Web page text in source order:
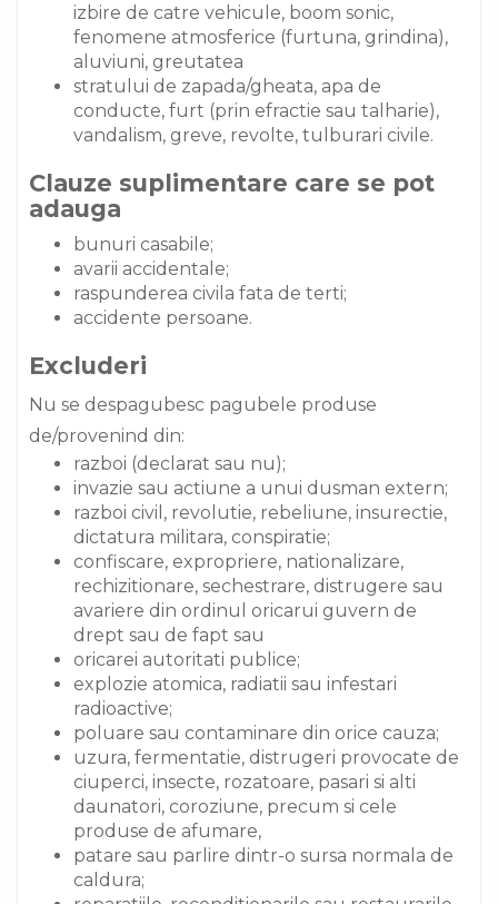
izbire de catre vehicule, boom sonic,
fenomene atmosferice (furtuna, grindina),
aluviuni, greutatea
stratului de zapada/gheata, apa de
conducte, furt (prin efractie sau talharie),
vandalism, greve, revolte, tulburari civile.
Clauze suplimentare care se pot
adauga
bunuri casabile;
avarii accidentale;
raspunderea civila fata de terti;
accidente persoane.
Excluderi
Nu se despagubesc pagubele produse
de/provenind din:
razboi (declarat sau nu);
invazie sau actiune a unui dusman extern;
razboi civil, revolutie, rebeliune, insurectie,
dictatura militara, conspiratie;
confiscare, expropriere, nationalizare,
rechizitionare, sechestrare, distrugere sau
avariere din ordinul oricarui guvern de
drept sau de fapt sau
oricarei autoritati publice;
explozie atomica, radiatii sau infestari
radioactive;
poluare sau contaminare din orice cauza;
uzura, fermentatie, distrugeri provocate de
ciuperci, insecte, rozatoare, pasari si alti
daunatori, coroziune, precum si cele
produse de afumare,
patare sau parlire dintr-o sursa normala de
caldura;